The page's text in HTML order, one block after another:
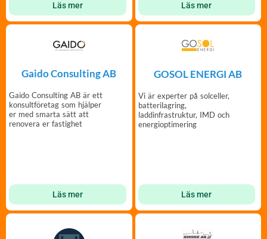
Läs mer Läs mer
Gaido Consulting AB
Gaido Consulting AB är ett
konsultföretag som hjälper
er med smarta sätt att
renovera er fastighet
Läs mer
GOSOL ENERGI AB
Vi är experter på solceller,
batterilagring,
laddinfrastruktur, IMD och
energioptimering
Läs mer